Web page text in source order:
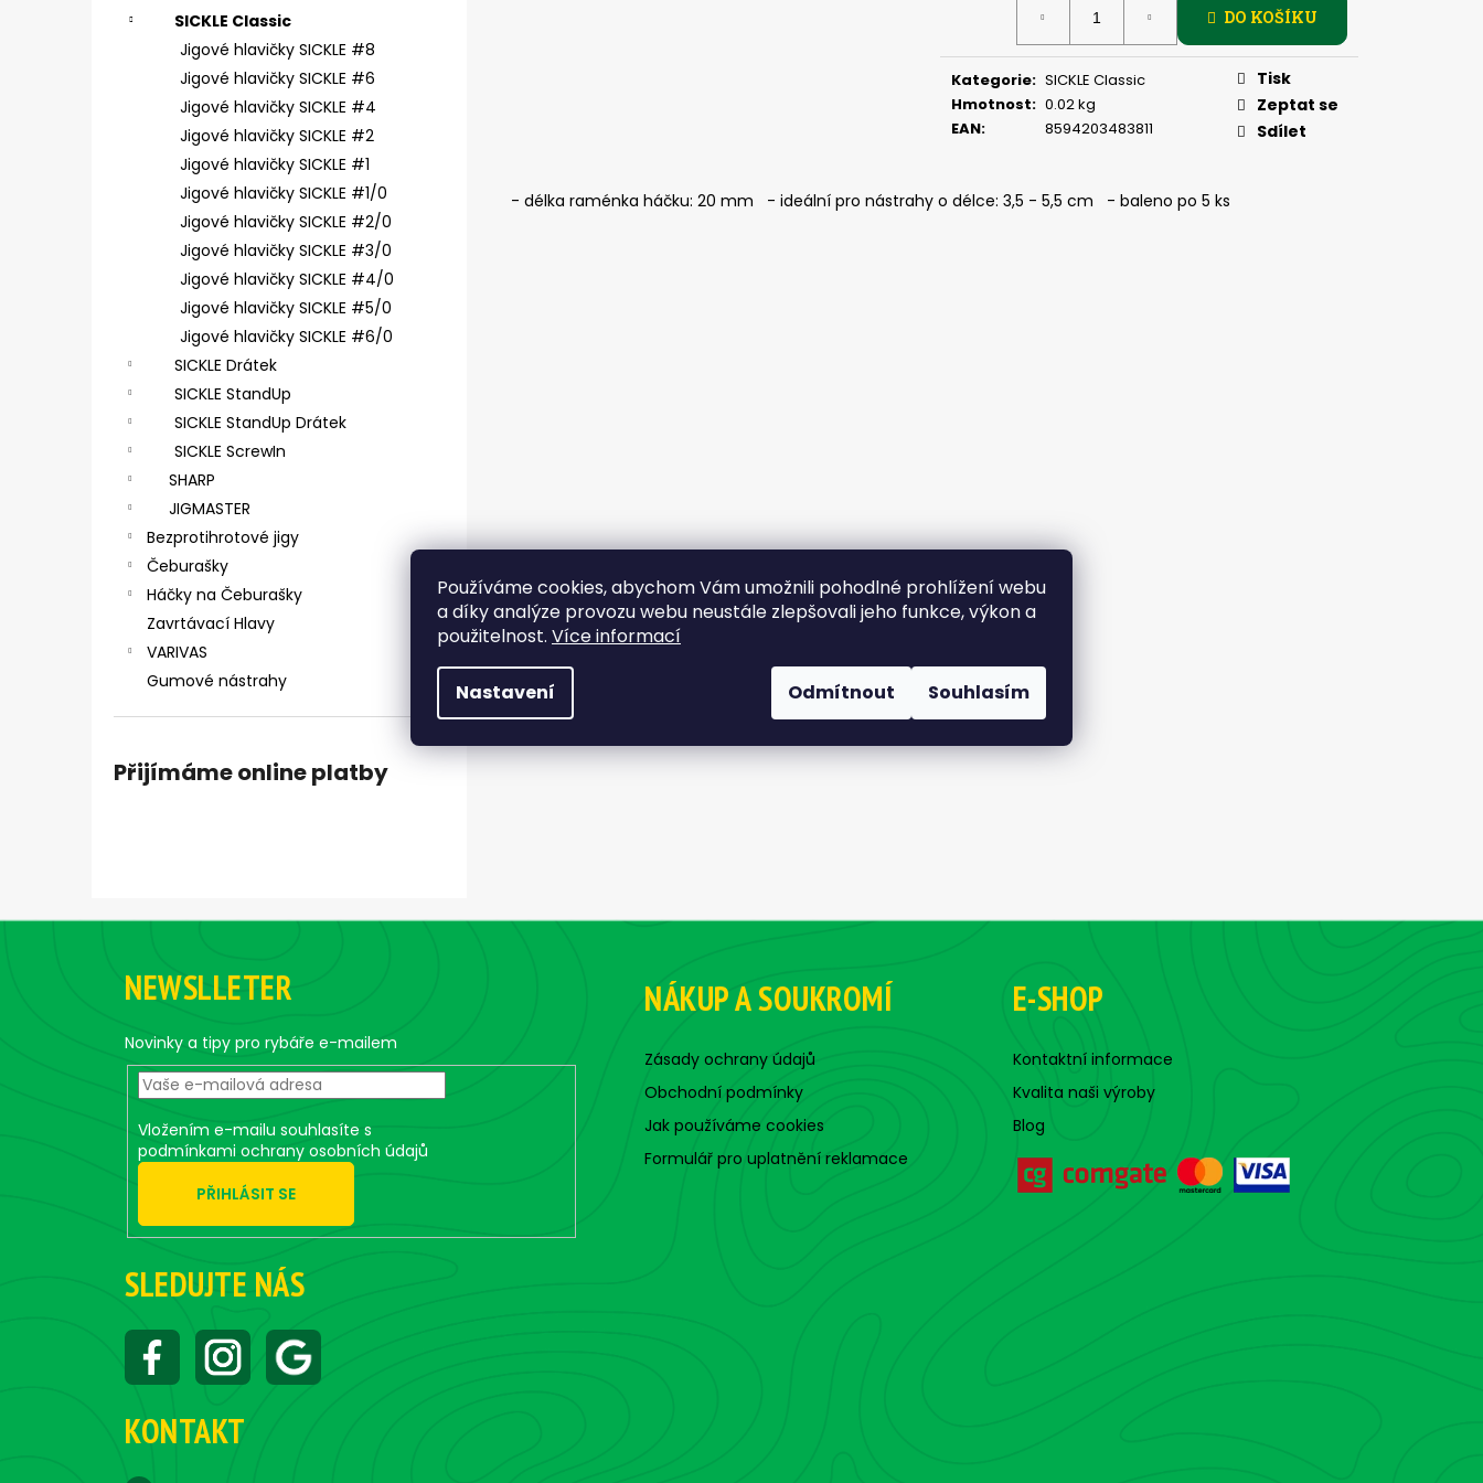
Používáme cookies, abychom Vám umožnili pohodlné prohlížení webu
a díky analýze provozu webu neustále zlepšovali jeho funkce, výkon a
použitelnost. Více informací
Nastavení Odmítnout Souhlasím
SICKLE Classic
Jigové hlavičky SICKLE #8
Jigové hlavičky SICKLE #6
Jigové hlavičky SICKLE #4
Jigové hlavičky SICKLE #2
Jigové hlavičky SICKLE #1
Jigové hlavičky SICKLE #1/0
Jigové hlavičky SICKLE #2/0
Jigové hlavičky SICKLE #3/0
Jigové hlavičky SICKLE #4/0
Jigové hlavičky SICKLE #5/0
Jigové hlavičky SICKLE #6/0
SICKLE Drátek
SICKLE StandUp
SICKLE StandUp Drátek
SICKLE ScrewIn
SHARP
JIGMASTER
Bezprotihrotové jigy
Čeburašky
Háčky na Čeburašky
Zavrtávací Hlavy
VARIVAS
Gumové nástrahy
Přijímáme online platby
DO KOŠÍKU
Kategorie: SICKLE Classic
Hmotnost: 0.02 kg
EAN: 8594203483811
Tisk
Zeptat se
Sdílet
- délka raménka háčku: 20 mm - ideální pro nástrahy o délce: 3,5 - 5,5 cm - baleno po 5 ks
ČIHÁTKO PŘED ŠPIČKU - KULIČKA 30 MM
Z
NEWSLLETER
Novinky a tipy pro rybáře e-mailem
Vložením e-mailu souhlasíte s
podmínkami ochrany osobních údajů
PŘIHLÁSIT SE
SLEDUJTE NÁS
KONTAKT
NÁKUP A SOUKROMÍ
Zásady ochrany údajů
Obchodní podmínky
Jak používáme cookies
Formulář pro uplatnění reklamace
E-SHOP
Kontaktní informace
Kvalita naši výroby
Blog